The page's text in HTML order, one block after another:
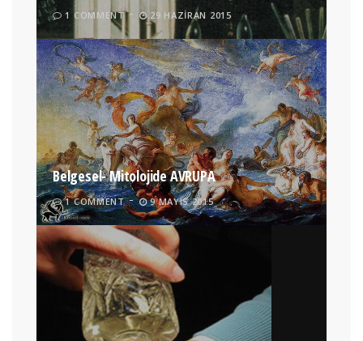
1 COMMENT 29 HAZIRAN 2015
Belgesel- Mitolojide AVRUPA
1 COMMENT 9 MAYIS 2015